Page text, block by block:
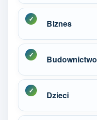
Biznes
Budownictwo
Dzieci